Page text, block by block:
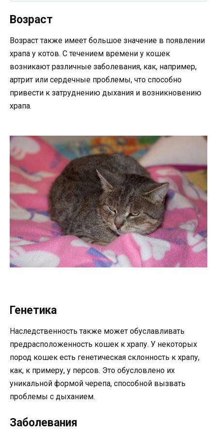
Возраст
Возраст также имеет большое значение в появлении
храпа у котов. С течением времени у кошек
возникают различные заболевания, как, например,
артрит или сердечные проблемы, что способно
привести к затруднению дыхания и возникновению
храпа.
Генетика
Наследственность также может обуславливать
предрасположенность кошек к храпу. У некоторых
пород кошек есть генетическая склонность к храпу,
как, к примеру, у персов. Это обусловлено их
уникальной формой черепа, способной вызвать
проблемы с дыханием.
Заболевания